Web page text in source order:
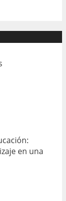
en una